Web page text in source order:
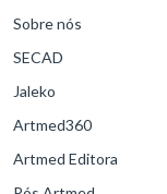
Sobre nós
SECAD
Jaleko
Artmed360
Artmed Editora